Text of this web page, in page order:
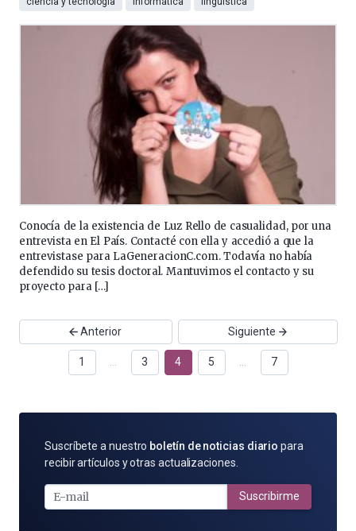
Conocía de la existencia de Luz Rello de casualidad, por una
entrevista en El País. Contacté con ella y accedió a que la
entrevistase para LaGeneracionC.com. Todavía no había
defendido su tesis doctoral. Mantuvimos el contacto y su
proyecto para […]
Anterior Siguiente
1 … 3 4 5 … 7
SUSCRÍBETE
POR
MAIL
Suscríbete a nuestro boletín de noticias diario para
recibir artículos y otras actualizaciones.
Suscribirme